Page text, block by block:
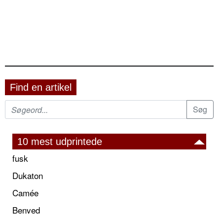
Find en artikel
10 mest udprintede
fusk
Dukaton
Camée
Benved